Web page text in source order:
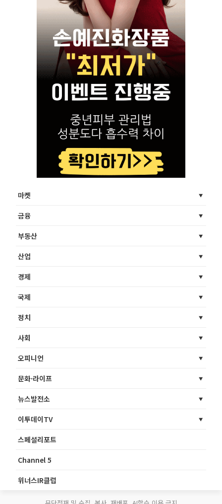
마켓
금융
부동산
산업
경제
국제
정치
사회
오피니언
문화·라이프
뉴스발전소
이투데이TV
스페셜리포트
Channel 5
위너스IR클럽